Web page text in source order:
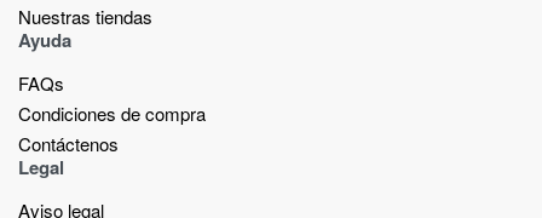
Nuestras tiendas​
Ayuda
FAQs
Condiciones de compra
Contáctenos
Legal
Aviso legal